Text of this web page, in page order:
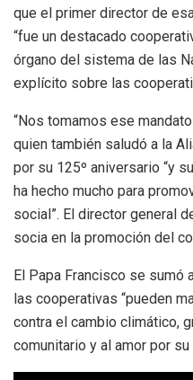
que el primer director de
“fue un destacado
órgano del sistema de las
explícito sobre las
“Nos tomamos ese
quien también saludó a la
por su 125º aniversario “y
ha hecho mucho para
social”. El director general
socia en la promoción del
El Papa Francisco se sumó
las cooperativas “pueden
contra el cambio climático,
comunitario y al amor por su